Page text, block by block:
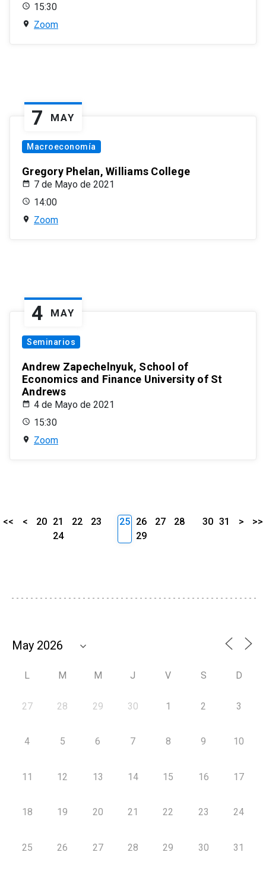
15:30
Zoom
7 MAY
Macroeconomía
Gregory Phelan, Williams College
7 de Mayo de 2021
14:00
Zoom
4 MAY
Seminarios
Andrew Zapechelnyuk, School of
Economics and Finance University of St
Andrews
4 de Mayo de 2021
15:30
Zoom
<< < 20 21 22
23
24
25 26 27
28
29
30 31 > >>
L M M J V S D
27 28 29 30 1 2 3
4 5 6 7 8 9 10
11 12 13 14 15 16 17
18 19 20 21 22 23 24
25 26 27 28 29 30 31